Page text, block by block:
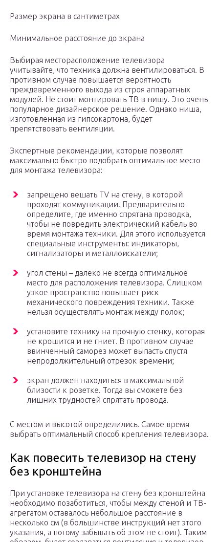
Размер экрана в сантиметрах
Минимальное расстояние до экрана
Выбирая месторасположение телевизора
учитывайте, что техника должна вентилироваться. В
противном случае повышается вероятность
преждевременного выхода из строя аппаратных
модулей. Не стоит монтировать ТВ в нишу. Это очень
популярное дизайнерское решение. Однако ниша,
изготовленная из гипсокартона, будет
препятствовать вентиляции.
Экспертные рекомендации, которые позволят
максимально быстро подобрать оптимальное место
для монтажа телевизора:
запрещено вешать TV на стену, в которой
проходят коммуникации. Предварительно
определите, где именно спрятана проводка,
чтобы не повредить электрический кабель во
время монтажа техники. Для этого используется
специальные инструменты: индикаторы,
сигнализаторы и металлоискатели;
угол стены – далеко не всегда оптимальное
место для расположения телевизора. Слишком
узкое пространство повышает риск
механического повреждения техники. Также
нельзя осуществлять монтаж между полок;
установите технику на прочную стенку, которая
не крошится и не гниет. В противном случае
ввинченный саморез может выпасть спустя
непродолжительный отрезок времени;
экран должен находиться в максимальной
близости к розетке. Тогда вы сможете без
лишних трудностей спрятать провода.
С местом и высотой определились. Самое время
выбрать оптимальный способ крепления телевизора.
Как повесить телевизор на стену
без кронштейна
При установке телевизора на стену без кронштейна
необходимо позаботиться, чтобы между стеной и ТВ-
агрегатом оставалось небольшое расстояние в
несколько см (в большинстве инструкций нет этого
указания, а потому забывать об этом не стоит). Таким